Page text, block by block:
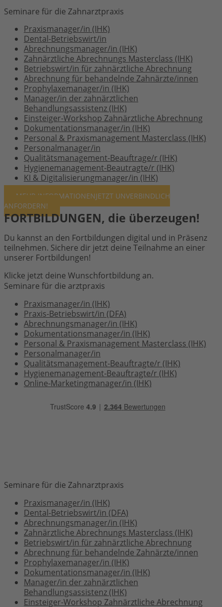
Seminare für die Zahnarztpraxis
Praxismanager/in (IHK)
Dental-Betriebswirt/in
Abrechnungsmanager/in (IHK)
Zahnärztliche Abrechnungs Masterclass (IHK)
Betriebswirt/in für zahnärztliche Abrechnung
Abrechnung für behandelnde Zahnärzte/innen
Prophylaxemanager/in (IHK)
Manager/in der zahnärztlichen
Behandlungsassistenz (IHK)
Einsteiger-Workshop Zahnärztliche Abrechnung
Dokumentationsmanager/in (IHK)
Personal & Praxismanagement Masterclass (IHK)
Personalmanager/in
Qualitätsmanagement-Beauftrage/r (IHK)
Hygienemanagement-Beautragte/r (IHK)
KI & Digitalisierungmanager/in (IHK)
MEHR INFORMATIONENJETZT UNVERBINDLICH
ANFORDERN!
FORTBILDUNGEN, die überzeugen!
Du kannst an den Fortbildungen digital und in Präsenz
teilnehmen. Sichere dir jetzt deine Teilnahme an einer
unserer Fortbildungen!
Klicke jetzt deine Wunschfortbildung an.
Seminare für die arztpraxis
Praxismanager/in (IHK)
Praxis-Betriebswirt/in (DFA)
Abrechnungsmanager/in (IHK)
Dokumentationsmanager/in (IHK)
Personal & Praxismanagement Masterclass (IHK)
Personalmanager/in
Qualitätsmanagement-Beauftragte/r (IHK)
Hygienemanagement-Beauftragte/r (IHK)
Online-Marketingmanager/in (IHK)
Seminare für die Zahnarztpraxis
Praxismanager/in (IHK)
Dental-Betriebswirt/in (DFA)
Abrechnungsmanager/in (IHK)
Zahnärztliche Abrechnungs Masterclass (IHK)
Betriebswirt/in für zahnärztliche Abrechnung
Abrechnung für behandelnde Zahnärzte/innen
Prophylaxemanager/in (IHK)
Dokumentationsmanager/in (IHK)
Manager/in der zahnärztlichen
Behandlungsassistenz (IHK)
Einsteiger-Workshop Zahnärztliche Abrechnung